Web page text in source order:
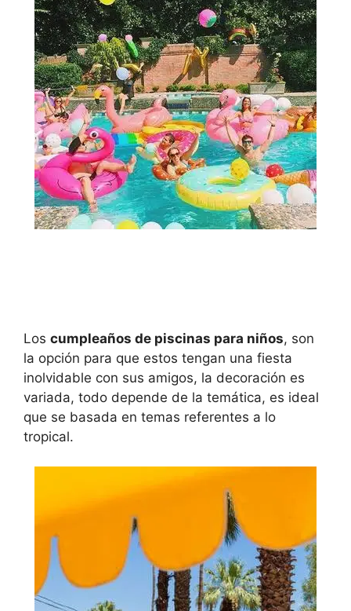
Los cumpleaños de piscinas para niños, son
la opción para que estos tengan una fiesta
inolvidable con sus amigos, la decoración es
variada, todo depende de la temática, es ideal
que se basada en temas referentes a lo
tropical.